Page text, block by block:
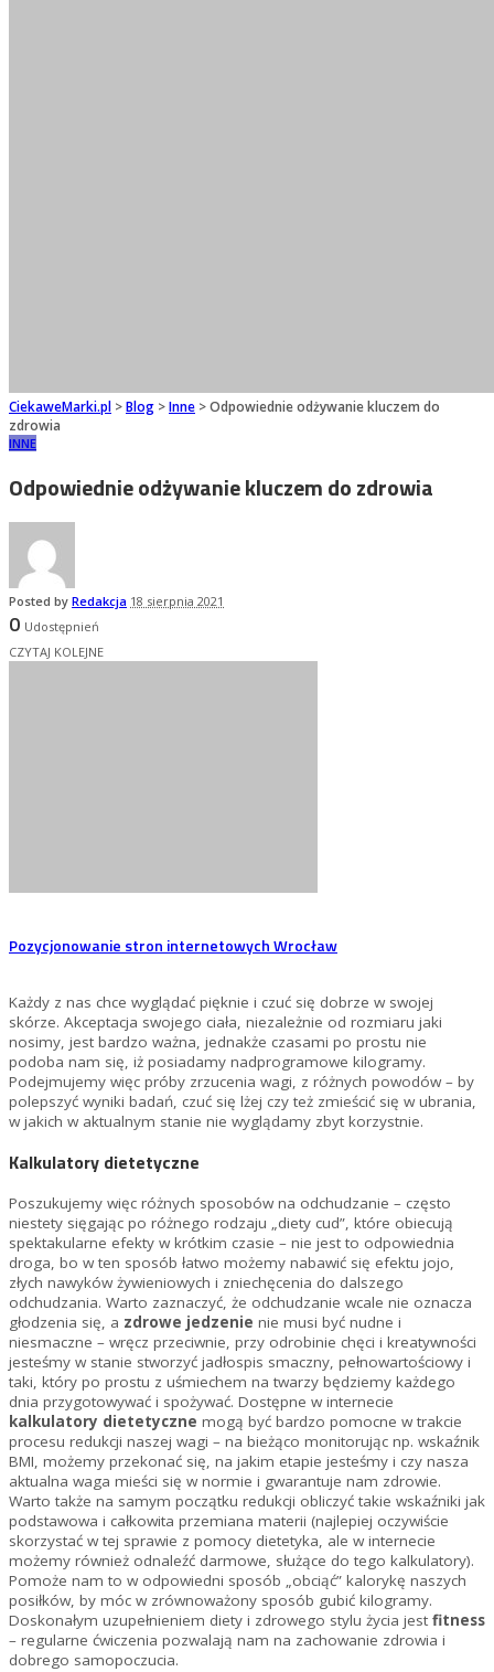
CiekaweMarki.pl >Blog >Inne >Odpowiednie odżywanie kluczem do
zdrowia
INNE
Odpowiednie odżywanie kluczem do zdrowia
Posted by Redakcja 18 sierpnia 2021
0 Udostępnień
CZYTAJ KOLEJNE
Pozycjonowanie stron internetowych Wrocław
Każdy z nas chce wyglądać pięknie i czuć się dobrze w swojej
skórze. Akceptacja swojego ciała, niezależnie od rozmiaru jaki
nosimy, jest bardzo ważna, jednakże czasami po prostu nie
podoba nam się, iż posiadamy nadprogramowe kilogramy.
Podejmujemy więc próby zrzucenia wagi, z różnych powodów – by
polepszyć wyniki badań, czuć się lżej czy też zmieścić się w ubrania,
w jakich w aktualnym stanie nie wyglądamy zbyt korzystnie.
Kalkulatory dietetyczne
Poszukujemy więc różnych sposobów na odchudzanie – często
niestety sięgając po różnego rodzaju „diety cud”, które obiecują
spektakularne efekty w krótkim czasie – nie jest to odpowiednia
droga, bo w ten sposób łatwo możemy nabawić się efektu jojo,
złych nawyków żywieniowych i zniechęcenia do dalszego
odchudzania. Warto zaznaczyć, że odchudzanie wcale nie oznacza
głodzenia się, a zdrowe jedzenie nie musi być nudne i
niesmaczne – wręcz przeciwnie, przy odrobinie chęci i kreatywności
jesteśmy w stanie stworzyć jadłospis smaczny, pełnowartościowy i
taki, który po prostu z uśmiechem na twarzy będziemy każdego
dnia przygotowywać i spożywać. Dostępne w internecie
kalkulatory dietetyczne mogą być bardzo pomocne w trakcie
procesu redukcji naszej wagi – na bieżąco monitorując np. wskaźnik
BMI, możemy przekonać się, na jakim etapie jesteśmy i czy nasza
aktualna waga mieści się w normie i gwarantuje nam zdrowie.
Warto także na samym początku redukcji obliczyć takie wskaźniki jak
podstawowa i całkowita przemiana materii (najlepiej oczywiście
skorzystać w tej sprawie z pomocy dietetyka, ale w internecie
możemy również odnaleźć darmowe, służące do tego kalkulatory).
Pomoże nam to w odpowiedni sposób „obciąć” kalorykę naszych
posiłków, by móc w zrównoważony sposób gubić kilogramy.
Doskonałym uzupełnieniem diety i zdrowego stylu życia jest fitness
– regularne ćwiczenia pozwalają nam na zachowanie zdrowia i
dobrego samopoczucia.